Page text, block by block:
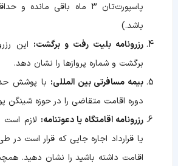
باشد.)
رزرونامه بلیت رفت و برگشت: این
برگشت و شماره پروازها را نشان دهد.
بیمه مسافرتی بین المللی:
دوره اقامت متقاضی را در حوزه
رزرونامه اقامتگاه یا دعوتنامه: لازم است
یا قرارداد اجاره جایی که قرار است در
اقامت داشته باشید را نشان دهید.